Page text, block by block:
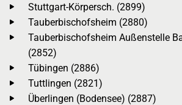
Stuttgart-Körpersch. (2899)
Tauberbischofsheim (2880)
Tauberbischofsheim Außenstelle
(2852)
Tübingen (2886)
Tuttlingen (2821)
Überlingen (Bodensee) (2887)